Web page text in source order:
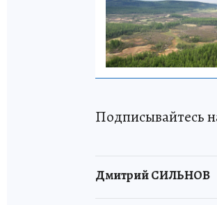
Подписывайтесь
Дмитрий СИЛЬНОВ